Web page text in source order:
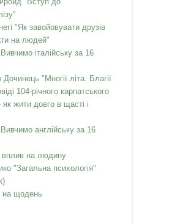
"Як завойовувати друзів
на людей"
італійську за 16
"Многії літа. Благії
104-річного карпатського
жити довго в щасті і
Вивчимо англійську за 16
вплив на людину
"Загальна психологія"
на щодень